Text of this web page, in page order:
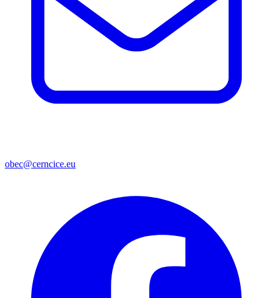
obec@cerncice.eu